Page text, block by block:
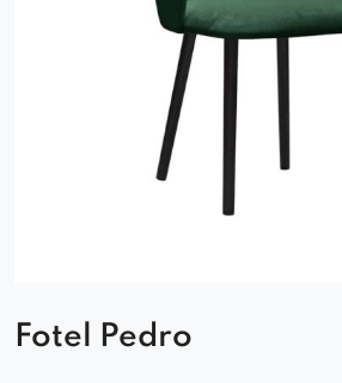
Fotel Pedro